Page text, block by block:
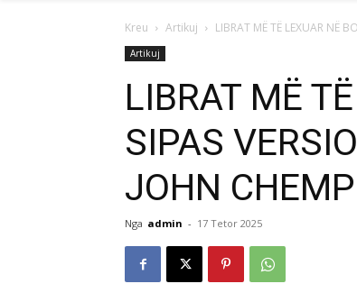
Kreu Artikuj LIBRAT MË TË LEXUAR NË
Artikuj
LIBRAT MË
SIPAS
JOHN
Nga admin - 17 Tetor 2025